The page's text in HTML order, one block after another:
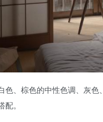
色、棕色的中性色调、灰
。